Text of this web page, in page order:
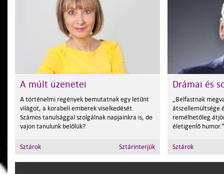
A múlt üzenetei
A történelmi regények bemutatnak egy letűnt
világot, a korabeli emberek viselkedését.
Számos tanulsággal szolgálnak napjainkra is, de
vajon tanulunk belőlük?
Sztárok Sztárinterjúk
Drámai és
„Belfastnak
átszellemültsége
remélhetőleg
életigenlő
Sztárok